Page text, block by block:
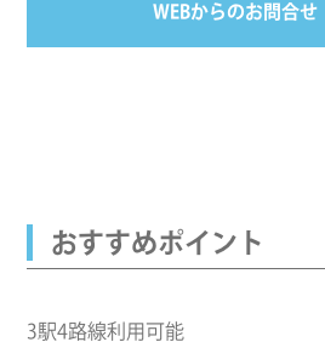
WEBからのお問合せ
おすすめポイント
3駅4路線利用可能